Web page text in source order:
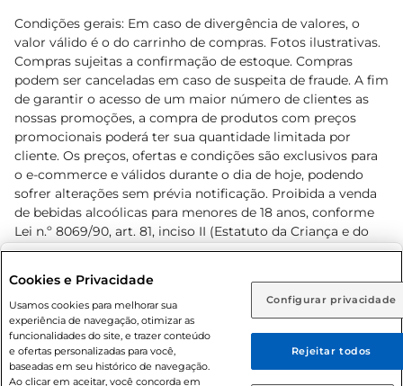
Rio de Janeiro (RJ) Goiás (GO)
Ou
Caso queira comprar online, informe como deseja receber
suas compras:
Condições gerais: Em caso de divergência de valores, o
valor válido é o do carrinho de compras. Fotos ilustrativas.
Compras sujeitas a confirmação de estoque. Compras
podem ser canceladas em caso de suspeita de fraude. A fim
de garantir o acesso de um maior número de clientes as
nossas promoções, a compra de produtos com preços
promocionais poderá ter sua quantidade limitada por
cliente. Os preços, ofertas e condições são exclusivos para
o e-commerce e válidos durante o dia de hoje, podendo
sofrer alterações sem prévia notificação. Proibida a venda
de bebidas alcoólicas para menores de 18 anos, conforme
Lei n.º 8069/90, art. 81, inciso II (Estatuto da Criança e do
Adolescente). Preços e condições exclusivos para o
prévio. O valor mínimo para as compras on-line é de R$
80,00.
Cookies e Privacidade
Usamos cookies para melhorar sua
experiência de navegação, otimizar as
funcionalidades do site, e trazer conteúdo
e ofertas personalizadas para você,
baseadas em seu histórico de navegação.
Ao clicar em aceitar, você concorda em
Configurar privacidade
Rejeitar todos